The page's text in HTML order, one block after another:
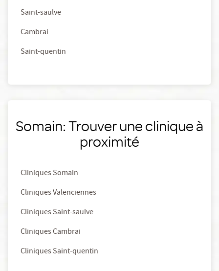
Saint-saulve
Cambrai
Saint-quentin
Somain: Trouver une clinique à
proximité
Cliniques Somain
Cliniques Valenciennes
Cliniques Saint-saulve
Cliniques Cambrai
Cliniques Saint-quentin